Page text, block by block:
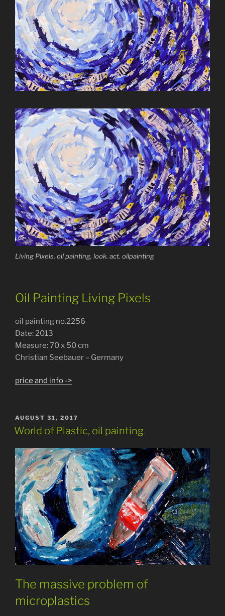
Living Pixels, oil painting, look. act. oilpainting
Oil Painting Living Pixels
oil painting no.2256
Date: 2013
Measure: 70 x 50 cm
Christian Seebauer – Germany
price and info ->
POSTED
ON
AUGUST 31, 2017
World of Plastic, oil painting
The massive problem of
microplastics